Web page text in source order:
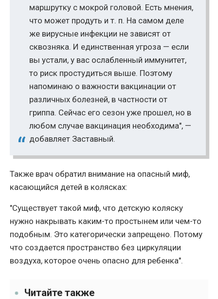
маршрутку с мокрой головой. Есть мнения,
что может продуть и т. п. На самом деле
же вирусные инфекции не зависят от
сквозняка. И единственная угроза — если
вы устали, у вас ослабленный иммунитет,
то риск простудиться выше. Поэтому
напоминаю о важности вакцинации от
различных болезней, в частности от
гриппа. Сейчас его сезон уже прошел, но в
любом случае вакцинация необходима", —
добавляет Заставный.
Также врач обратил внимание на опасный миф,
касающийся детей в колясках:
"Существует такой миф, что детскую коляску
нужно накрывать каким-то простынем или чем-то
подобным. Это категорически запрещено. Потому
что создается пространство без циркуляции
воздуха, которое очень опасно для ребенка".
Читайте также